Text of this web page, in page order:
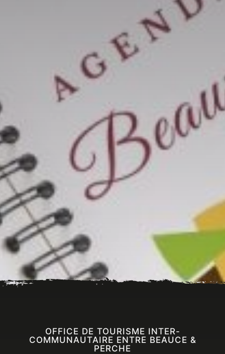
Accueil En ce moment Tout l’agenda
OFFICE DE TOURISME INTER-
COMMUNAUTAIRE ENTRE BEAUCE &
PERCHE